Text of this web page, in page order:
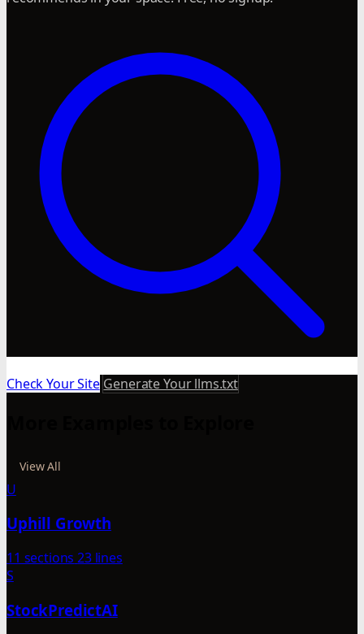
Check Your Site Generate Your llms.txt
View All
U
Uphill Growth
11 sections 23 lines
S
StockPredictAI